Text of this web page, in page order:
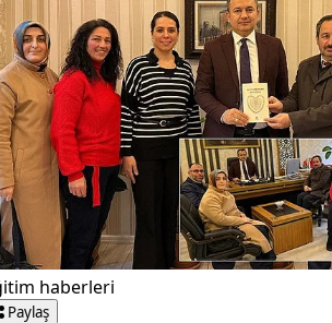
haberleri
Paylaş